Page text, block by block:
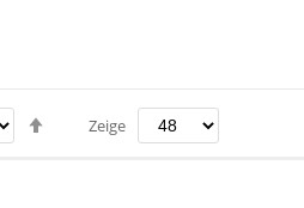
Absteigend
Zeige